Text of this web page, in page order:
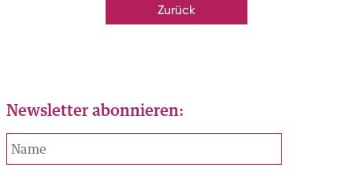
Zurück
Newsletter abonnieren: